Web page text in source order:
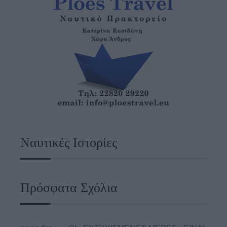
Ναυτικές Ιστορίες
Πρόσφατα Σχόλια